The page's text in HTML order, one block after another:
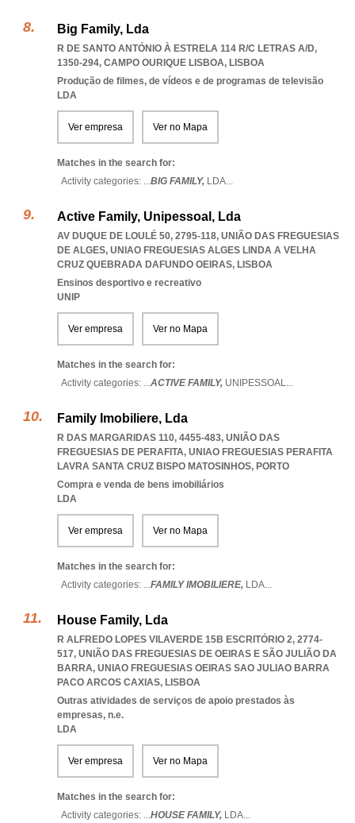
Big Family, Lda
R DE SANTO ANTÓNIO À ESTRELA 114 R/C LETRAS A/D,
1350-294, CAMPO OURIQUE LISBOA, LISBOA
Produção de filmes, de vídeos e de programas de televisão
LDA
Ver empresa Ver no Mapa
Matches in the search for:
Activity categories: ...BIG FAMILY, LDA...
Active Family, Unipessoal, Lda
AV DUQUE DE LOULÉ 50, 2795-118, UNIÃO DAS FREGUESIAS
DE ALGES, UNIAO FREGUESIAS ALGES LINDA A VELHA
CRUZ QUEBRADA DAFUNDO OEIRAS, LISBOA
Ensinos desportivo e recreativo
UNIP
Ver empresa Ver no Mapa
Matches in the search for:
Activity categories: ...ACTIVE FAMILY, UNIPESSOAL...
Family Imobiliere, Lda
R DAS MARGARIDAS 110, 4455-483, UNIÃO DAS
FREGUESIAS DE PERAFITA, UNIAO FREGUESIAS PERAFITA
LAVRA SANTA CRUZ BISPO MATOSINHOS, PORTO
Compra e venda de bens imobiliários
LDA
Ver empresa Ver no Mapa
Matches in the search for:
Activity categories: ...FAMILY IMOBILIERE, LDA...
House Family, Lda
R ALFREDO LOPES VILAVERDE 15B ESCRITÓRIO 2, 2774-
517, UNIÃO DAS FREGUESIAS DE OEIRAS E SÃO JULIÃO DA
BARRA, UNIAO FREGUESIAS OEIRAS SAO JULIAO BARRA
PACO ARCOS CAXIAS, LISBOA
Outras atividades de serviços de apoio prestados às
empresas, n.e.
LDA
Ver empresa Ver no Mapa
Matches in the search for:
Activity categories: ...HOUSE FAMILY, LDA...